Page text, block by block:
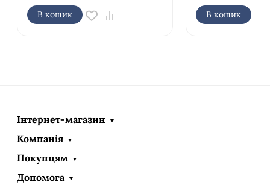
В кошик В кошик
Інтернет-магазин
Компанія
Покупцям
Допомога